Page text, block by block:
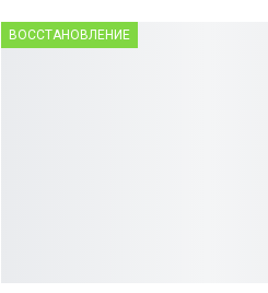
ВОССТАНОВЛЕНИЕ